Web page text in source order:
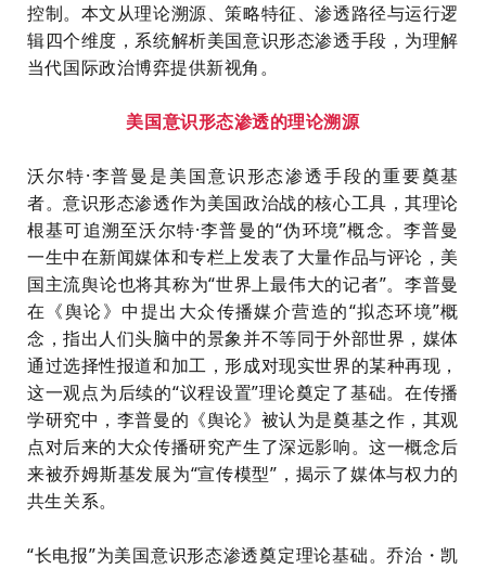
控制。本文从理论溯源、策略特征、渗透路径与运行逻
辑四个维度，系统解析美国意识形态渗透手段，为理解
当代国际政治博弈提供新视角。
美国意识形态渗透的理论溯源
沃尔特·李普曼是美国意识形态渗透手段的重要奠基
者。意识形态渗透作为美国政治战的核心工具，其理论
根基可追溯至沃尔特·李普曼的“伪环境”概念。李普曼
一生中在新闻媒体和专栏上发表了大量作品与评论，美
国主流舆论也将其称为“世界上最伟大的记者”。李普曼
在《舆论》中提出大众传播媒介营造的“拟态环境”概
念，指出人们头脑中的景象并不等同于外部世界，媒体
通过选择性报道和加工，形成对现实世界的某种再现，
这一观点为后续的“议程设置”理论奠定了基础。在传播
学研究中，李普曼的《舆论》被认为是奠基之作，其观
点对后来的大众传播研究产生了深远影响。这一概念后
来被乔姆斯基发展为“宣传模型”，揭示了媒体与权力的
共生关系。
“长电报”为美国意识形态渗透奠定理论基础。乔治・凯